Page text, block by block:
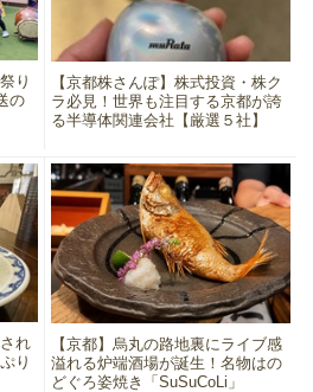
り
の
【京都株さんぽ】株式投資・株ク
ラ必見！世界も注目する京都が誇
る半導体関連会社【厳選５社】
れ
り
【京都】烏丸の路地裏にライブ感
溢れる炉端酒場が誕生！名物はの
どぐろ姿焼き「SuSuCoLi」